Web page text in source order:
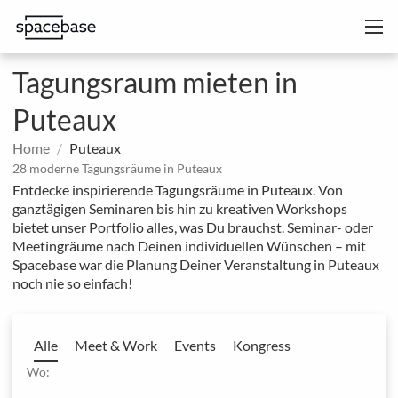
Tagungsraum mieten in
Puteaux
Home Puteaux
28 moderne Tagungsräume in Puteaux
Entdecke inspirierende Tagungsräume in Puteaux. Von
ganztägigen Seminaren bis hin zu kreativen Workshops
bietet unser Portfolio alles, was Du brauchst. Seminar- oder
Meetingräume nach Deinen individuellen Wünschen – mit
Spacebase war die Planung Deiner Veranstaltung in Puteaux
noch nie so einfach!
Alle Meet & Work Events Kongress
Wo: